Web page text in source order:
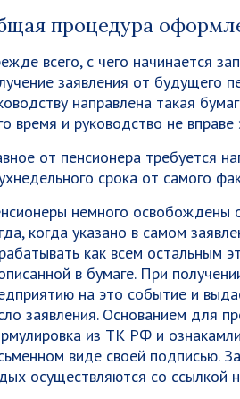
процедура
всего, с чего начинается
заявления от будущего
направлена такая
время и руководство не
от пенсионера требуется
срока от самого
немного освобождены
когда указано в самом
как всем остальным
в бумаге. При
на это событие и
заявления. Основанием для
из ТК РФ и
виде своей подписью.
осуществляются со ссылкой